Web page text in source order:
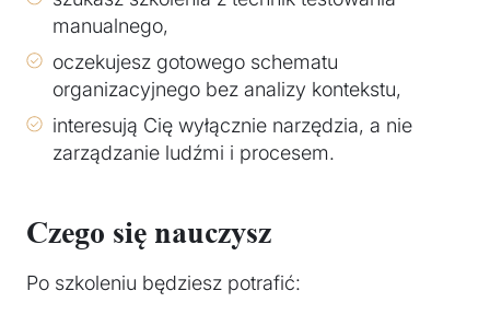
manualnego,
oczekujesz gotowego schematu
organizacyjnego bez analizy kontekstu,
interesują Cię wyłącznie narzędzia, a nie
zarządzanie ludźmi i procesem.
Czego się nauczysz
Po szkoleniu będziesz potrafić: